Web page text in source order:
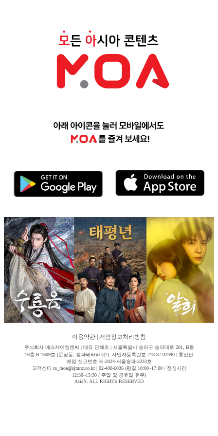
이용약관 개인정보처리방침
주식회사 에스제이엠엔씨 | 대표 안해조 | 서울특별시 송파구 송파대로 201, B동
16층 B-1609호 (문정동, 송파테라타워2) 사업자등록번호 218-87-02390 | 통신판
매업 신고번호 제-2024-서울송파-3233호
고객센터 cs_moa@sjmnc.co.kr | 02-400-6036 (평일 10:00~17:00 / 점심시간
12:30~13:30 / 주말 및 공휴일 휴무)
AsiaN. ALL RIGHTS RESERVED